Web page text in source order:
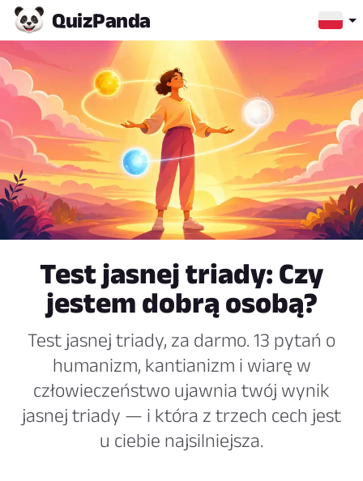
QuizPanda
Test jasnej triady: Czy
jestem dobrą osobą?
Test jasnej triady, za darmo. 13 pytań o
humanizm, kantianizm i wiarę w
człowieczeństwo ujawnia twój wynik
jasnej triady — i która z trzech cech jest
u ciebie najsilniejsza.